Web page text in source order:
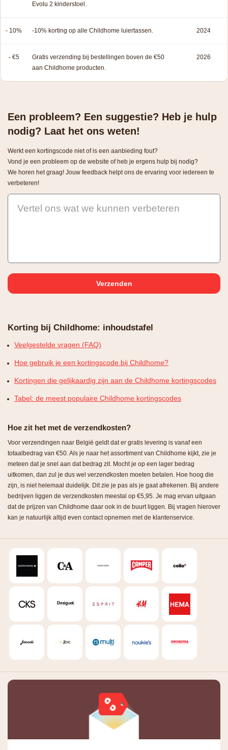
Evolu 2 kinderstoel.
- 10% -10% korting op alle Childhome luiertassen. 2024
- €5
Gratis verzending bij bestellingen boven de €50
aan Childhome producten.
2026
Een probleem? Een suggestie? Heb je hulp
nodig? Laat het ons weten!
Werkt een kortingscode niet of is een aanbieding fout?
Vond je een probleem op de website of heb je ergens hulp bij nodig?
We horen het graag! Jouw feedback helpt ons de ervaring voor iedereen te
verbeteren!
Vertel ons wat we kunnen verbeteren
Korting bij Childhome: inhoudstafel
Veelgestelde vragen (FAQ)
Hoe gebruik je een kortingscode bij Childhome?
Kortingen die gelijkaardig zijn aan de Childhome kortingscodes
Tabel: de meest populaire Childhome kortingscodes
Hoe zit het met de verzendkosten?
Voor verzendingen naar België geldt dat er gratis levering is vanaf een
totaalbedrag van €50. Als je naar het assortiment van Childhome kijkt, zie je
meteen dat je snel aan dat bedrag zit. Mocht je op een lager bedrag
uitkomen, dan zul je dus wel verzendkosten moeten betalen. Hoe hoog die
zijn, is niet helemaal duidelijk. Dit zie je pas als je gaat afrekenen. Bij andere
bedrijven liggen de verzendkosten meestal op €5,95. Je mag ervan uitgaan
dat de prijzen van Childhome daar ook in de buurt liggen. Bij vragen hierover
kan je natuurlijk altijd even contact opnemen met de klantenservice.